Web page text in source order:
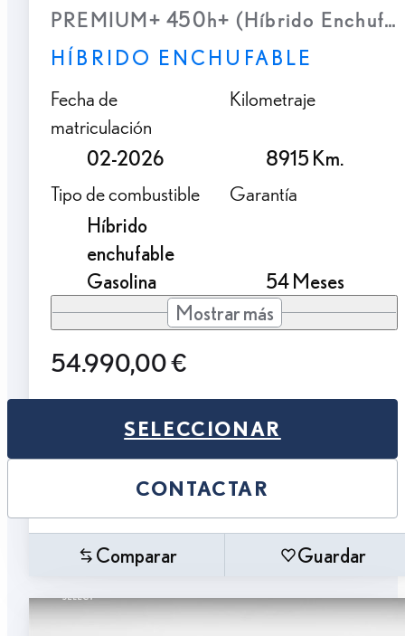
PREMIUM+ 450h+ (Híbrido
HÍBRIDO ENCHUFABLE
Fecha de
matriculación
02-2026
Kilometraje
8915 Km.
Tipo de combustible
Híbrido
enchufable
Gasolina
Garantía
54 Meses
Mostrar más
54.990,00 €
SELECCIONAR
CONTACTAR
Comparar Guardar